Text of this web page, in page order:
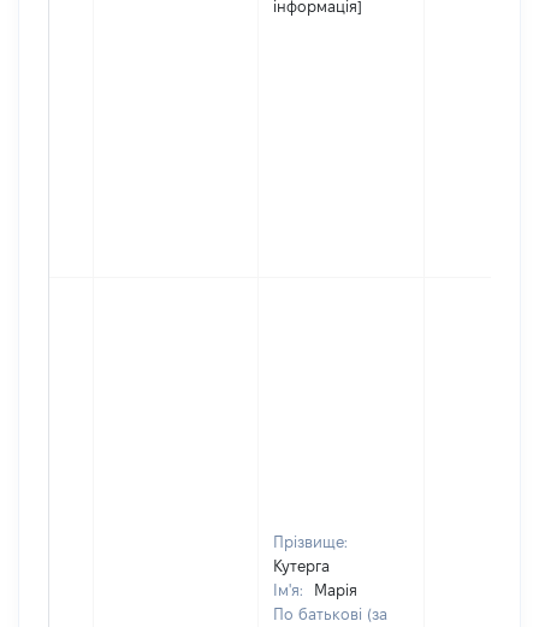
інформація]
Прізвище:
Кутерга
Ім'я:
Марія
По батькові (за